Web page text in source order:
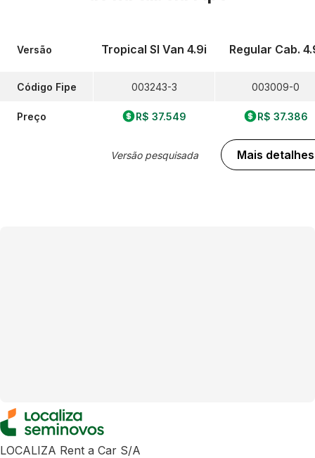
Versão
Código Fipe
Preço
Tropical Sl Van 4.9i
003243-3
R$ 37.549
Versão pesquisada
Regular Cab.
003009-0
R$ 37.386
Mais detalhes
LOCALIZA Rent a Car S/A